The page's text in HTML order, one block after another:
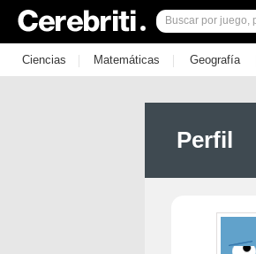
Ciencias | Matemáticas | Geografía
Perfil